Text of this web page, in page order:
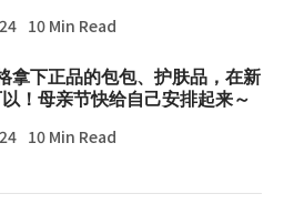
10 Min Read
拿下正品的包包、护肤品，在新
！母亲节快给自己安排起来～
10 Min Read